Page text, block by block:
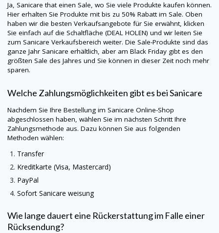
Ja, Sanicarethat einen Sale, wo Sie viele Produkte kaufen können.
Hier erhalten Sie Produkte mit bis zu 50% Rabatt im Sale. Oben
haben wir die besten Verkaufsangebote für Sie erwähnt, klicken
Sie einfach auf die Schaltfläche (DEAL HOLEN) und wir leiten Sie
zum Sanicare Verkaufsbereich weiter. Die Sale-Produkte sind das
ganze Jahr Sanicare erhältlich, aber am Black Friday gibt es den
größten Sale des Jahres und Sie können in dieser Zeit noch mehr
sparen.
Welche Zahlungsmöglichkeiten gibt es beiSanicare
Nachdem Sie Ihre Bestellung im Sanicare Online-Shop
abgeschlossen haben, wählen Sie im nächsten Schritt Ihre
Zahlungsmethode aus. Dazu können Sie aus folgenden
Methoden wählen:
Transfer
Kreditkarte (Visa, Mastercard)
PayPal
Sofort Sanicare weisung
Wie lange dauert eine Rückerstattung im Falle einer
Rücksendung?